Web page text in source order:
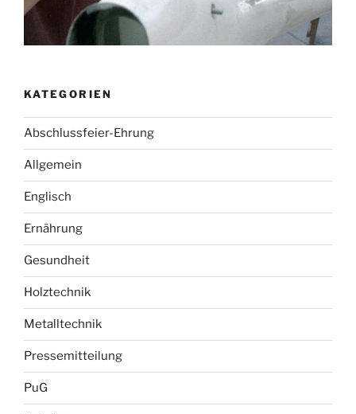
KATEGORIEN
Abschlussfeier-Ehrung
Allgemein
Englisch
Ernährung
Gesundheit
Holztechnik
Metalltechnik
Pressemitteilung
PuG